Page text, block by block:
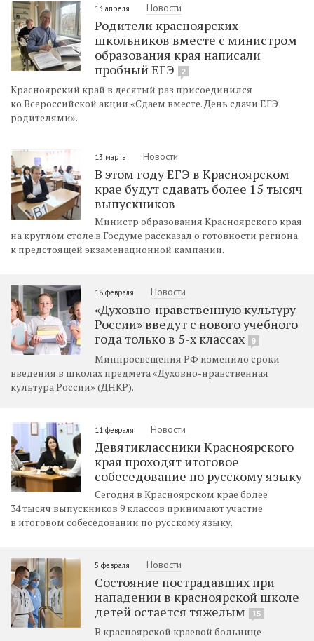
13 апреля Новости
Родители красноярских
школьников вместе с министром
образования края написали
пробный ЕГЭ
2
Красноярский край в десятый раз присоединился
ко Всероссийской акции «Сдаем вместе. День сдачи ЕГЭ
родителями».
13 марта Новости
В этом году ЕГЭ в Красноярском
крае будут сдавать более 15 тысяч
выпускников
Министр образования Красноярского края
на круглом столе в Госдуме рассказал о готовности региона
к предстоящей экзаменационной кампании.
18 февраля Новости
«Духовно-нравственную культуру
России» введут с нового учебного
года только в 5-х классах
9
Минпросвещения РФ изменило сроки
введения в школах предмета «Духовно-нравственная
культура России» (ДНКР).
11 февраля Новости
Девятиклассники Красноярского
края проходят итоговое
собеседование по русскому языку
Сегодня в Красноярском крае более
34 тысяч выпускников 9 классов принимают участие
в итоговом собеседовании по русскому языку.
5 февраля Новости
Состояние пострадавших при
нападении в красноярской школе
детей остается тяжелым
15
В красноярской краевой больнице